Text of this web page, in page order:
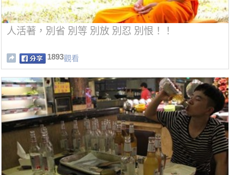
人活著，別省 別等 別放 別忍 別恨！！
1893觀看